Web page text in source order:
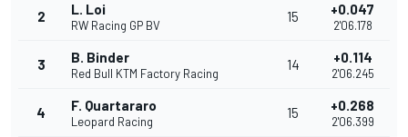
2 L. Loi
RW Racing GP BV
15 +0.047
2'06.178
3 B. Binder
Red Bull KTM Factory Racing
14 +0.114
2'06.245
4 F. Quartararo
Leopard Racing
15 +0.268
2'06.399